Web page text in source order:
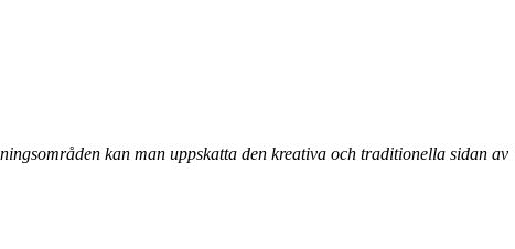
kan man uppskatta den kreativa och traditionella sidan av